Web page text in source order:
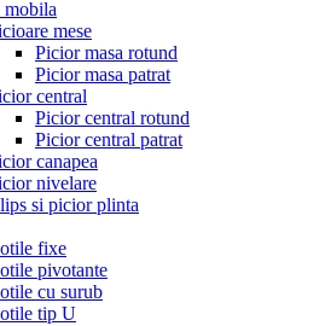
mobila
mese
Picior masa rotund
Picior masa patrat
central
Picior central rotund
Picior central patrat
canapea
nivelare
si picior plinta
fixe
pivotante
cu surub
tip U